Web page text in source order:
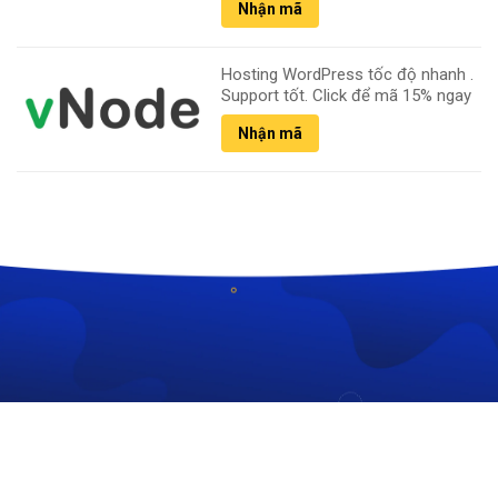
Nhận mã
Hosting WordPress tốc độ nhanh .
Support tốt. Click để mã 15% ngay
Nhận mã